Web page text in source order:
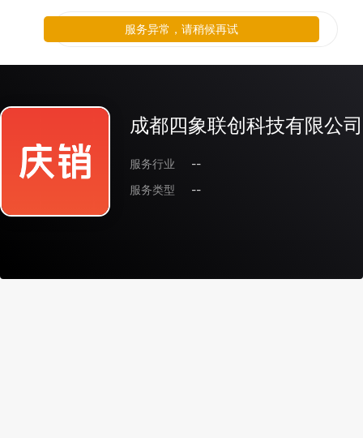
成都四象联创科技有限公司
服务行业
--
服务类型
--
服务异常，请稍候再试